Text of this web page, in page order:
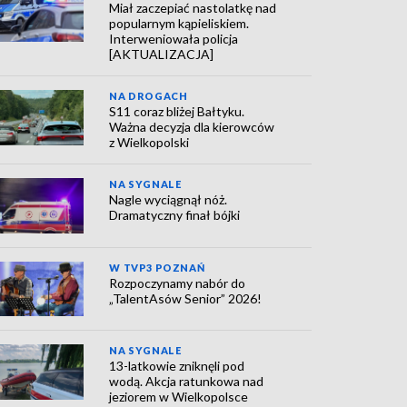
Miał zaczepiać nastolatkę nad
popularnym kąpieliskiem.
Interweniowała policja
[AKTUALIZACJA]
NA DROGACH
S11 coraz bliżej Bałtyku.
Ważna decyzja dla kierowców
z Wielkopolski
NA SYGNALE
Nagle wyciągnął nóż.
Dramatyczny finał bójki
W TVP3 POZNAŃ
Rozpoczynamy nabór do
„TalentAsów Senior” 2026!
NA SYGNALE
13-latkowie zniknęli pod
wodą. Akcja ratunkowa nad
jeziorem w Wielkopolsce